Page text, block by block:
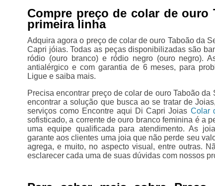
Compre preço de colar de ouro
primeira linha
Adquira agora o preço de colar de ouro Taboão da
Capri jóias. Todas as peças disponibilizadas são
ródio (ouro branco) e ródio negro (ouro negro).
antialérgico e com garantia de 6 meses, para
Ligue e saiba mais.
Precisa encontrar preço de colar de ouro Taboão da
encontrar a solução que busca ao se tratar de
serviços como Encontre aqui Di Capri Joias Colar
sofisticado, a corrente de ouro branco feminina é a
uma equipe qualificada para atendimento. As
garante aos clientes uma joia que não perde seu
agrega, e muito, no aspecto visual, entre outras.
esclarecer cada uma de suas dúvidas com nossos